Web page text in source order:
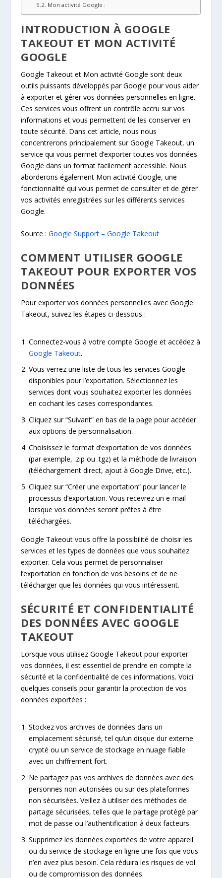
Mon activité Google :
INTRODUCTION À GOOGLE
TAKEOUT ET MON ACTIVITÉ
GOOGLE
Google Takeout et Mon activité Google sont deux
outils puissants développés par Google pour vous aider
à exporter et gérer vos données personnelles en ligne.
Ces services vous offrent un contrôle accru sur vos
informations et vous permettent de les conserver en
toute sécurité. Dans cet article, nous nous
concentrerons principalement sur Google Takeout, un
service qui vous permet d’exporter toutes vos données
Google dans un format facilement accessible. Nous
aborderons également Mon activité Google, une
fonctionnalité qui vous permet de consulter et de gérer
vos activités enregistrées sur les différents services
Google.
Source :Google Support – Google Takeout
COMMENT UTILISER GOOGLE
TAKEOUT POUR EXPORTER VOS
DONNÉES
Pour exporter vos données personnelles avec Google
Takeout, suivez les étapes ci-dessous :
Connectez-vous à votre compte Google et accédez à
Google Takeout.
Vous verrez une liste de tous les services Google
disponibles pour l’exportation. Sélectionnez les
services dont vous souhaitez exporter les données
en cochant les cases correspondantes.
Cliquez sur “Suivant” en bas de la page pour accéder
aux options de personnalisation.
Choisissez le format d’exportation de vos données
(par exemple, .zip ou .tgz) et la méthode de livraison
(téléchargement direct, ajout à Google Drive, etc.).
Cliquez sur “Créer une exportation” pour lancer le
processus d’exportation. Vous recevrez un e-mail
lorsque vos données seront prêtes à être
téléchargées.
Google Takeout vous offre la possibilité de choisir les
services et les types de données que vous souhaitez
exporter. Cela vous permet de personnaliser
l’exportation en fonction de vos besoins et de ne
télécharger que les données qui vous intéressent.
SÉCURITÉ ET CONFIDENTIALITÉ
DES DONNÉES AVEC GOOGLE
TAKEOUT
Lorsque vous utilisez Google Takeout pour exporter
vos données, il est essentiel de prendre en compte la
sécurité et la confidentialité de ces informations. Voici
quelques conseils pour garantir la protection de vos
données exportées :
Stockez vos archives de données dans un
emplacement sécurisé, tel qu’un disque dur externe
crypté ou un service de stockage en nuage fiable
avec un chiffrement fort.
Ne partagez pas vos archives de données avec des
personnes non autorisées ou sur des plateformes
non sécurisées. Veillez à utiliser des méthodes de
partage sécurisées, telles que le partage protégé par
mot de passe ou l’authentification à deux facteurs.
Supprimez les données exportées de votre appareil
ou du service de stockage en ligne une fois que vous
n’en avez plus besoin. Cela réduira les risques de vol
ou de compromission des données.